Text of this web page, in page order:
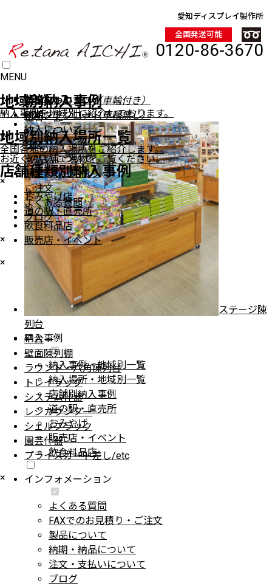
愛知ディスプレイ製作所
全国発送可能
0120-86-3670
MENU
HOME
商品一覧
ワゴン（車輪付き）
ワゴン（車輪無し）
ステージ陳列台
平台
壁面陳列棚
ラウンド・六角陳列台
トレイラック
システム什器
レジカンター
シェルフラック
園芸什器
プライスカード差し・etc
納入事例
納入事例・地域別一覧
納入場所・地域別一覧
店舗別納入事例
道の駅・直売所
おみやげ
販売店・イベント
飲食料品店
インフォメーション
よくある質問
FAXでのお見積り・ご注文
製品について
納期・納品について
注文・支払いについて
ブログ
イベントワゴン（車輪付き）
イベントワゴン（車輪無し）
ステージ陳
列台
平台
壁面陳列棚
ラウンド・六角陳列台
トレイラック
システム什器
レジカウンター
シェルフラック
園芸什器
プライスカード差し/etc
×
地域別納入事例
納入事例を地域別に紹介しております。
地域別納入場所一覧
全国各地の納入場所をご紹介します。
お近くの店舗で現物をご覧ください。
店舗種類別納入事例
おみやげ店
道の駅・直売所
飲食料品店
販売店・イベント
×
製品について
納期
納入について
注文
支払いについて
×
製品について
納期
納入について
注文
支払いについて
FAXでのお見積り
ご注文
よくある質問
ブログ
×
デジタルカタログ
PDFダウンロード
×